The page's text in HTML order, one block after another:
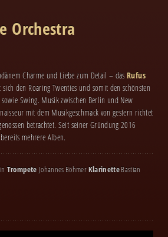
Orchestra
Charme und Liebe zum Detail – dasRufus
den Roaring Twenties und somit den schönsten
sowie Swing. Musik zwischen Berlin und New
mit dem Musikgeschmack von gestern richtet
betrachtet. Seit seiner Gründung 2016
mehrere Alben.
Trompete Johannes BöhmerKlarinetteBastian